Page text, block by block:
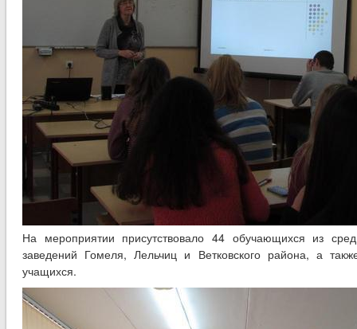
На мероприятии присутствовало 44 обучающихся из
заведений Гомеля, Лельчиц и Ветковского района, а
учащихся.